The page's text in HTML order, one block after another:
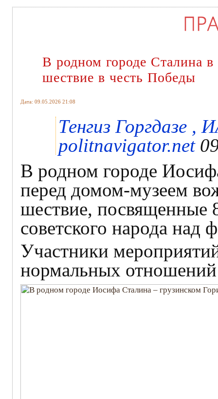
В родном городе Сталина
шествие в честь Победы
Дата: 09.05.2026 21:08
Тенгиз Горгдазе ,
politnavigator.net
В родном городе
перед домом-музеем
шествие, посвященные
советского народа над
Участники
нормальных отношений